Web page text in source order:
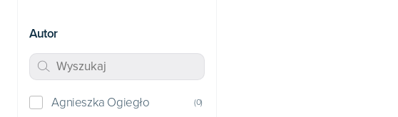
Autor
Agnieszka Ogiegło (0)